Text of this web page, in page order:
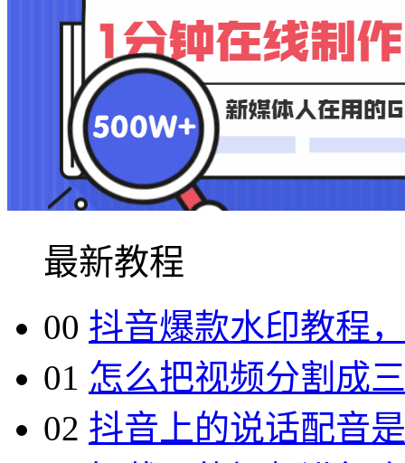
最新教程
00 抖音爆款水印教程
01 怎么把视频分割成
02 抖音上的说话配音